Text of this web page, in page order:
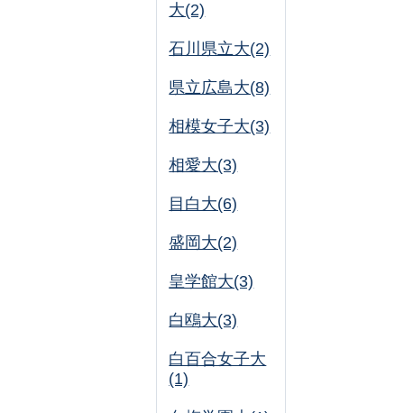
大(2)
石川県立大(2)
県立広島大(8)
相模女子大(3)
相愛大(3)
目白大(6)
盛岡大(2)
皇学館大(3)
白鴎大(3)
白百合女子大
(1)